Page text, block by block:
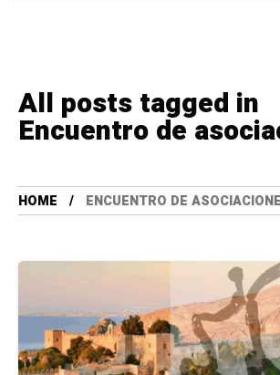
All posts tagged in
Encuentro de
HOME ENCUENTRO DE